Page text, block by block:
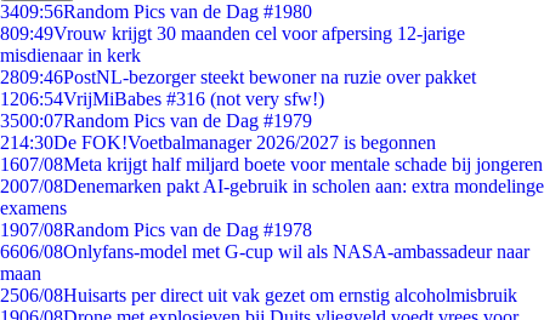
3409:56Random Pics van de Dag #1980
809:49Vrouw krijgt 30 maanden cel voor afpersing 12-jarige
misdienaar in kerk
2809:46PostNL-bezorger steekt bewoner na ruzie over pakket
1206:54VrijMiBabes #316 (not very sfw!)
3500:07Random Pics van de Dag #1979
214:30De FOK!Voetbalmanager 2026/2027 is begonnen
1607/08Meta krijgt half miljard boete voor mentale schade bij jongeren
2007/08Denemarken pakt AI-gebruik in scholen aan: extra mondelinge
examens
1907/08Random Pics van de Dag #1978
6606/08Onlyfans-model met G-cup wil als NASA-ambassadeur naar
maan
2506/08Huisarts per direct uit vak gezet om ernstig alcoholmisbruik